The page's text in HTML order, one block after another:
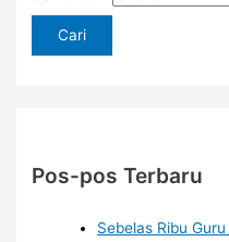
Pos-pos Terbaru
Sebelas Ribu